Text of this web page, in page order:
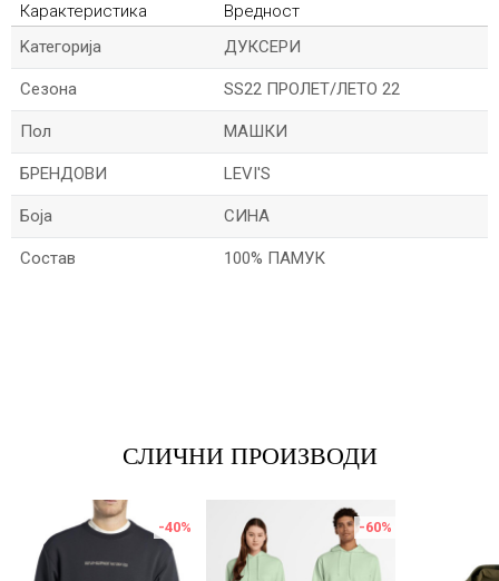
Карактеристика
Вредност
Kатегорија
ДУКСЕРИ
Сезона SS22 ПРОЛЕТ/ЛЕТО 22
Пол МАШКИ
БРЕНДОВИ LEVI'S
Боја СИНА
Состав 100% ПАМУК
СЛИЧНИ ПРОИЗВОДИ
-40% -60%